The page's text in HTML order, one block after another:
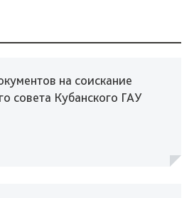
на соискание
совета Кубанского ГАУ